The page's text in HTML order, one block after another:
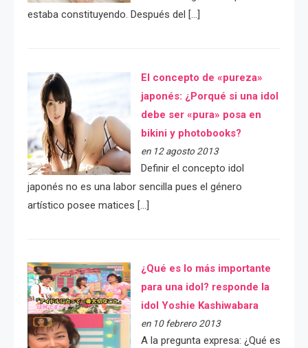
estaba constituyendo. Después del […]
El concepto de «pureza»
japonés: ¿Porqué si una idol
debe ser «pura» posa en
bikini y photobooks?
en 12 agosto 2013
Definir el concepto idol
japonés no es una labor sencilla pues el género
artístico posee matices […]
¿Qué es lo más importante
para una idol? responde la
idol Yoshie Kashiwabara
en 10 febrero 2013
A la pregunta expresa: ¿Qué es